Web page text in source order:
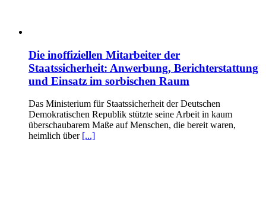
Die inoffiziellen Mitarbeiter der
Staatssicherheit: Anwerbung, Berichterstattung
und Einsatz im sorbischen Raum
Das Ministerium für Staatssicherheit der Deutschen
Demokratischen Republik stützte seine Arbeit in kaum
überschaubarem Maße auf Menschen, die bereit waren,
heimlich über [...]